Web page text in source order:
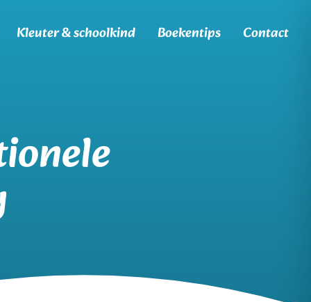
Kleuter & schoolkind Boekentips Contact